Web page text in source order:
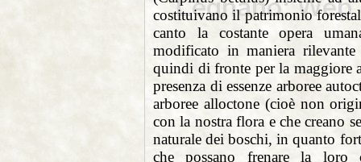
costituivano ilpatrimonio
canto la costante opera
modificato in maniera
quindi di fronte per la maggiore
presenza di essenze arboree
arboree alloctone (cioè non
con la nostra flora e che creano
naturale dei boschi, inquanto
che possano frenare la loro